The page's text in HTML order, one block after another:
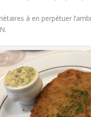
à en perpétuer